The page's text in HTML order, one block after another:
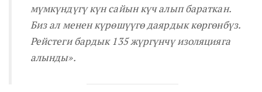
мүмкүндүгү күн сайын күч алып бараткан.
Биз ал менен күрөшүүгө даярдык көргөнбүз.
Рейстеги бардык 135 жүргүнчү изоляцияга
алынды».